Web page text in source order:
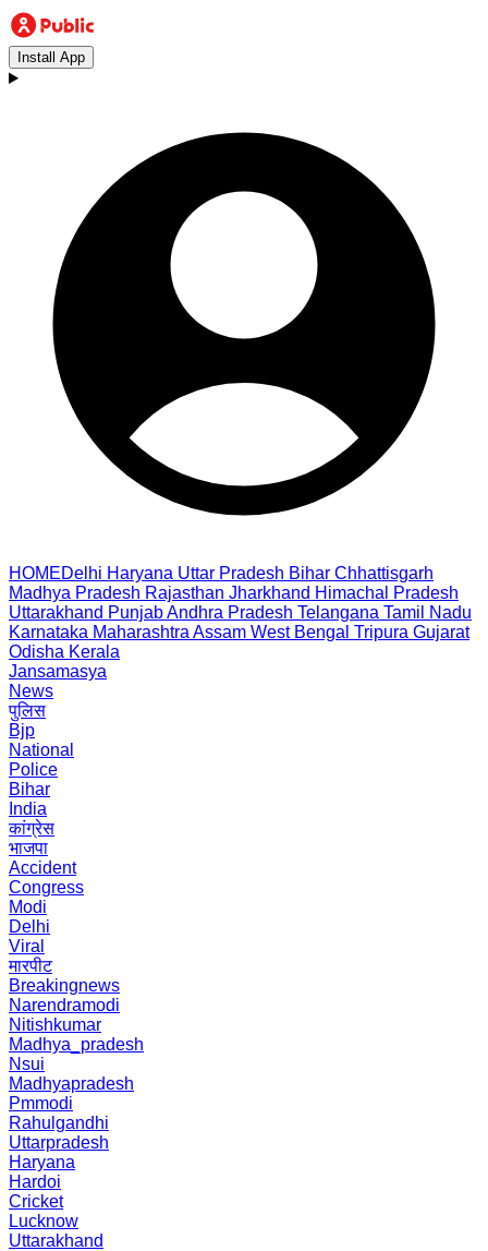
Install App
HOMEDelhi Haryana Uttar Pradesh Bihar Chhattisgarh
Madhya Pradesh Rajasthan Jharkhand Himachal Pradesh
Uttarakhand PunjabAndhra Pradesh Telangana Tamil Nadu
Karnataka Maharashtra Assam West Bengal Tripura Gujarat
Odisha Kerala
Jansamasya
News
पुलिस
Bjp
National
Police
Bihar
India
कांग्रेस
भाजपा
Accident
Congress
Modi
Delhi
Viral
मारपीट
Breakingnews
Narendramodi
Nitishkumar
Madhya_pradesh
Nsui
Madhyapradesh
Pmmodi
Rahulgandhi
Uttarpradesh
Haryana
Hardoi
Cricket
Lucknow
Uttarakhand